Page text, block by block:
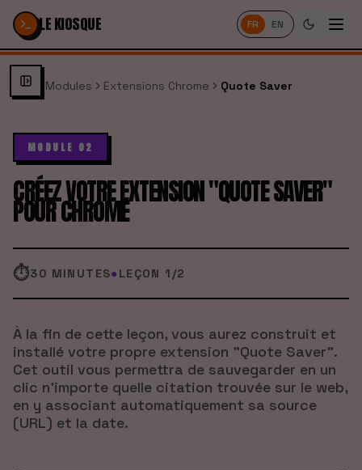
Passer au contenu
LE KIOSQUE FR EN
Modules Extensions Chrome Quote Saver
MODULE 02
CRÉEZ VOTRE EXTENSION "QUOTE SAVER"
POUR CHROME
⏱30 MINUTES● LEÇON 1 /2
À la fin de cette leçon, vous aurez construit et
installé votre propre extension "Quote Saver".
Cet outil vous permettra de sauvegarder en un
clic n'importe quelle citation trouvée sur le web,
en y associant automatiquement sa source
(URL) et la date.